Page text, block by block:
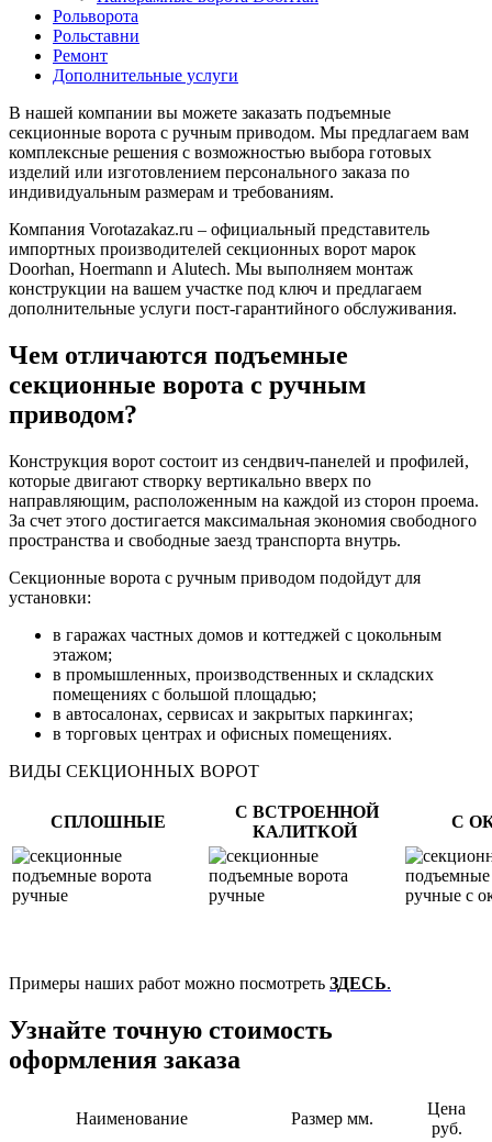
Рольворота
Рольставни
Ремонт
Дополнительные услуги
В нашей компании вы можете заказать подъемные
секционные ворота с ручным приводом. Мы предлагаем вам
комплексные решения с возможностью выбора готовых
изделий или изготовлением персонального заказа по
индивидуальным размерам и требованиям.
Компания Vorotazakaz.ru – официальный представитель
импортных производителей секционных ворот марок
Doorhan, Hoermann и Alutech. Мы выполняем монтаж
конструкции на вашем участке под ключ и предлагаем
дополнительные услуги пост-гарантийного обслуживания.
Чем отличаются подъемные
секционные ворота с ручным
приводом?
Конструкция ворот состоит из сендвич-панелей и профилей,
которые двигают створку вертикально вверх по
направляющим, расположенным на каждой из сторон проема.
За счет этого достигается максимальная экономия свободного
пространства и свободные заезд транспорта внутрь.
Секционные ворота с ручным приводом подойдут для
установки:
в гаражах частных домов и коттеджей с цокольным
этажом;
в промышленных, производственных и складских
помещениях с большой площадью;
в автосалонах, сервисах и закрытых паркингах;
в торговых центрах и офисных помещениях.
ВИДЫ СЕКЦИОННЫХ ВОРОТ
СПЛОШНЫЕ
С ВСТРОЕННОЙ
КАЛИТКОЙ
С
Примеры наших работ можно посмотреть ЗДЕСЬ.
Узнайте точную стоимость
оформления заказа
Наименование Размер мм.
Цена
руб.